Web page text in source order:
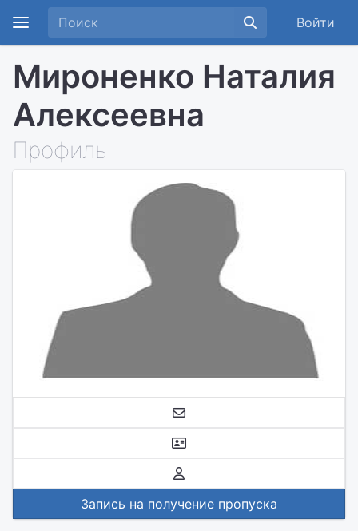
Войти
Мироненко Наталия
Алексеевна
Профиль
Запись на получение пропуска